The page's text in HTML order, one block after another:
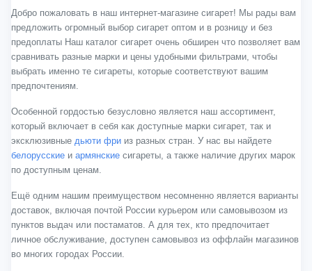
Добро пожаловать в наш интернет-магазине сигарет! Мы рады вам
предложить огромный выбор сигарет оптом и в розницу и без
предоплаты Наш каталог сигарет очень обширен что позволяет вам
сравнивать разные марки и цены удобными фильтрами, чтобы
выбрать именно те сигареты, которые соответствуют вашим
предпочтениям.
Особенной гордостью безусловно является наш ассортимент,
который включает в себя как доступные марки сигарет, так и
эксклюзивные дьюти фри из разных стран. У нас вы найдете
белорусские и армянские сигареты, а также наличие других марок
по доступным ценам.
Ещё одним нашим преимуществом несомненно является варианты
доставок, включая почтой России курьером или самовывозом из
пунктов выдач или постаматов. А для тех, кто предпочитает
личное обслуживание, доступен самовывоз из оффлайн магазинов
во многих городах России.